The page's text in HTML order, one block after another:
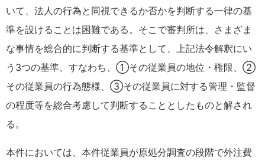
いて、法人の行為と同視できるか否かを判断する一律の基
準を設けることは困難である。そこで審判所は、さまざま
な事情を総合的に判断する基準として、上記法令解釈にい
う3つの基準、すなわち、①その従業員の地位・権限、②
その従業員の行為態様、③その従業員に対する管理・監督
の程度等を総合考慮して判断することとしたものと解され
る。
本件においては、本件従業員が原処分調査の段階で外注費